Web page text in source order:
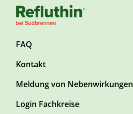
F
o
t
r
FAQ
Kontakt
Meldung von Nebenwirkungen
F
Login Fachkreise